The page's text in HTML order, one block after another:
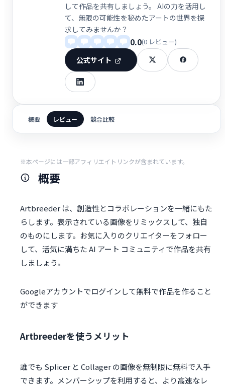
して作品を共有しましょう。 AIの力を活用し
て、無限の可能性を秘めたアートの世界を探
求してみませんか？
0.0(0 レビュー)
公式サイト
概要 レビュー 競合比較
※本ページには一部アフィリエイトリンクが含まれています。
概要
Artbreeder は、創造性とコラボレーションを一緒にもた
らします。表示されている画像をリミックスして、独自
のものにします。お気に入りのクリエイターをフォロー
して、活気に満ちた AI アート コミュニティで作品を共有
しましょう。
Googleアカウントでログインして無料で作品を作ること
ができます
Artbreederを使うメリット
誰でも Splicer と Collager の画像を無制限に無料で入手
できます。メンバーシップを利用すると、より高速なレ